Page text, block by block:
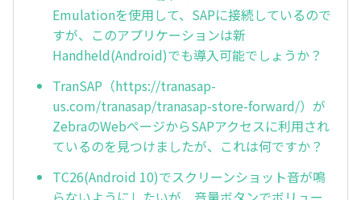
Emulationを使用して、SAPに接続しているので
すが、このアプリケーションは新
Handheld(Android)でも導入可能でしょうか？
TranSAP（https://tranasap-
us.com/tranasap/tranasap-store-forward/）が
ZebraのWebページからSAPアクセスに利用され
ているのを見つけましたが、これは何ですか？
TC26(Android 10)でスクリーンショット音が鳴